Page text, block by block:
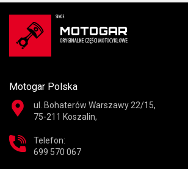
Motogar Polska
ul. Bohaterów Warszawy 22/15,
75-211 Koszalin,
Telefon:
699 570 067